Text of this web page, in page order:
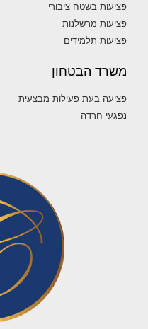
פציעות בשטח ציבורי
פציעות מרשלנות
פציעות תלמידים
משרד הבטחון
פציעה בעת פעילות מבצעית
נפגעי חרדה